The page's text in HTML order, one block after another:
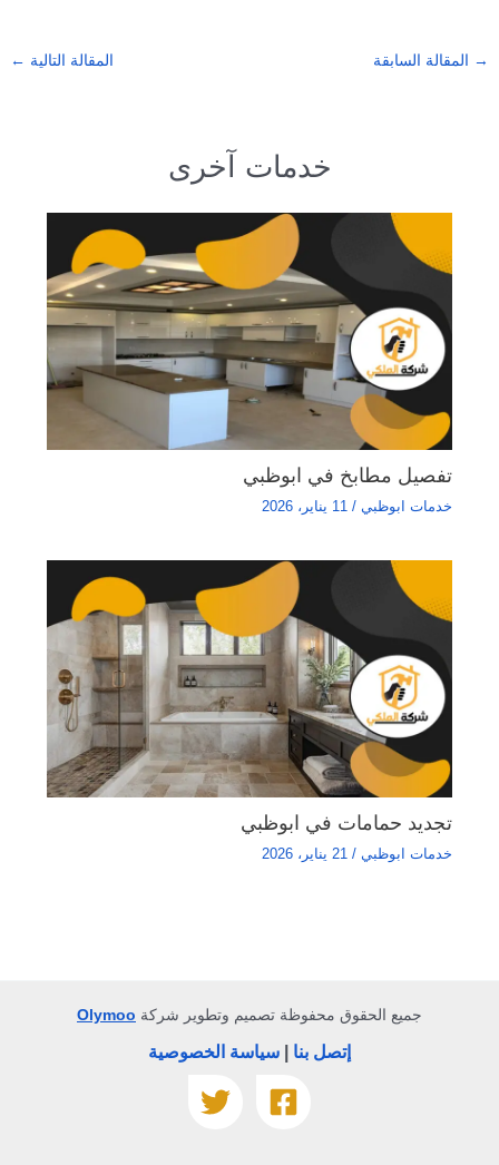
→ المقالة السابقة المقالة التالية ←
خدمات آخرى
تفصيل مطابخ في ابوظبي
خدمات ابوظبي / 11 يناير، 2026
تجديد حمامات في ابوظبي
خدمات ابوظبي/ 21 يناير، 2026
جميع الحقوق محفوظة تصميم وتطوير شركة Olymoo
إتصل بنا | سياسة الخصوصية